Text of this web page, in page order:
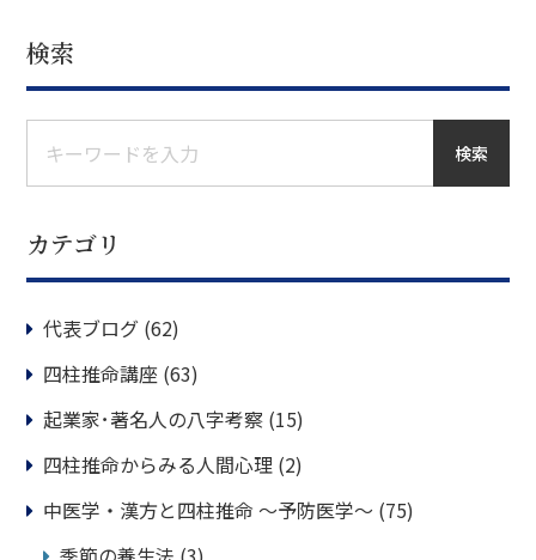
検索
検索
カテゴリ
代表ブログ (62)
四柱推命講座 (63)
起業家･著名人の八字考察 (15)
四柱推命からみる人間心理 (2)
中医学・漢方と四柱推命 ～予防医学～ (75)